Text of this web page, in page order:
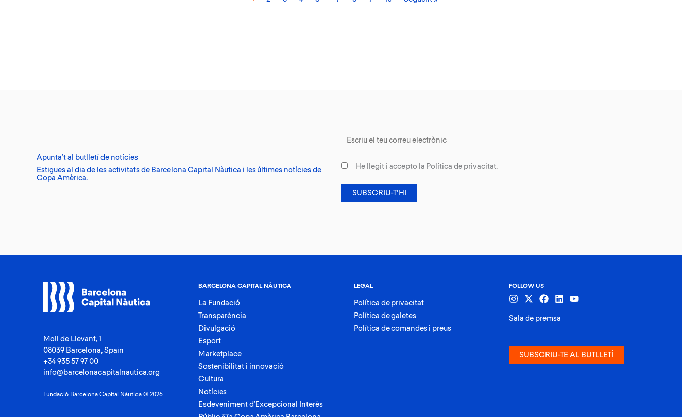
Apunta’t al butlletí de notícies
Estigues al dia de les activitats de Barcelona Capital Nàutica i les últimes notícies de
Copa Amèrica.
He llegit i accepto la Política de privacitat.
Moll de Llevant, 1
08039 Barcelona, Spain
+34 935 57 97 00
info@barcelonacapitalnautica.org
Fundació Barcelona Capital Nàutica © 2026
BARCELONA CAPITAL NÀUTICA
La Fundació
Transparència
Divulgació
Esport
Marketplace
Sostenibilitat i innovació
Cultura
Notícies
Esdeveniment d’Excepcional Interès
LEGAL
Política de privacitat
Política de galetes
Política de comandes i preus
FOLLOW US
Sala de premsa
SUBSCRIU-TE AL BUTLLETÍ